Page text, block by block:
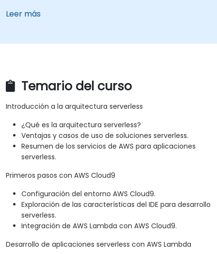
Leer más
Temario del curso
Introducción a la arquitectura serverless
¿Qué es la arquitectura serverless?
Ventajas y casos de uso de soluciones serverless.
Resumen de los servicios de AWS para aplicaciones
serverless.
Primeros pasos con AWS Cloud9
Configuración del entorno AWS Cloud9.
Exploración de las características del IDE para desarrollo
serverless.
Integración de AWS Lambda con AWS Cloud9.
Desarrollo de aplicaciones serverless con AWS Lambda